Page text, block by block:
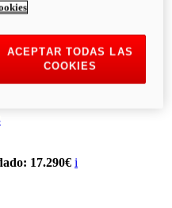
17.290€ i
ACEPTAR TODAS LAS
COOKIES